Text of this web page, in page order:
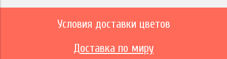
Условия доставки цветов
Доставка по миру